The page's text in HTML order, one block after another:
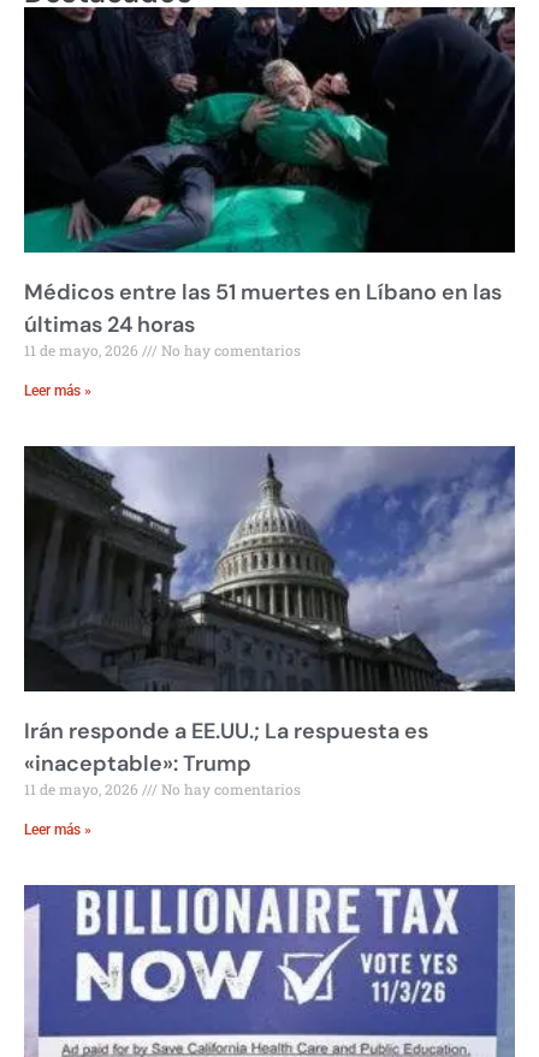
Médicos entre las 51 muertes en Líbano en las
últimas 24 horas
11 de mayo, 2026 No hay comentarios
Leer más »
Irán responde a EE.UU.; La respuesta es
«inaceptable»: Trump
11 de mayo, 2026 No hay comentarios
Leer más »